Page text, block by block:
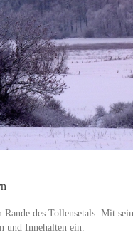
des Tollensetals. Mit
und Innehalten ein.